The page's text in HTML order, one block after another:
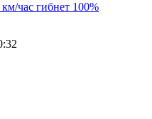
час гибнет 100%